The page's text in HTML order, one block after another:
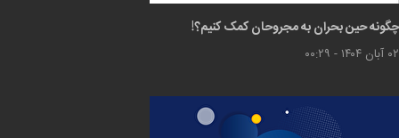
چگونه حین بحران به مجروحان کمک کنیم؟!
۰۲ آبان ۱۴۰۴ - ۰۰:۲۹